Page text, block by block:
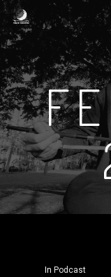
Skip
to
main
content
In Podcast